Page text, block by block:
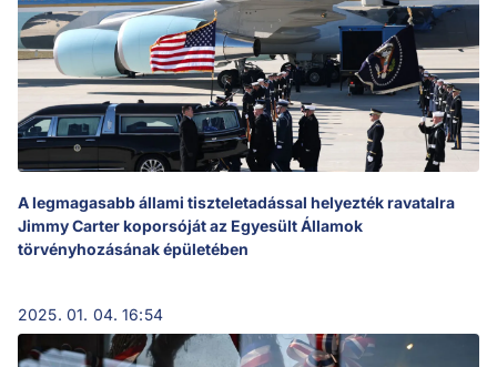
A legmagasabb állami tiszteletadással helyezték ravatalra
Jimmy Carter koporsóját az Egyesült Államok
törvényhozásának épületében
2025. 01. 04. 16:54